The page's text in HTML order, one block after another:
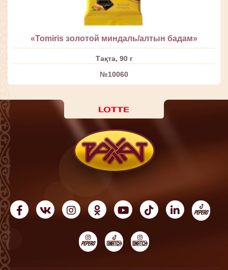
«Tomiris золотой миндаль/алтын бадам»
Тақта, 90 г
№10060